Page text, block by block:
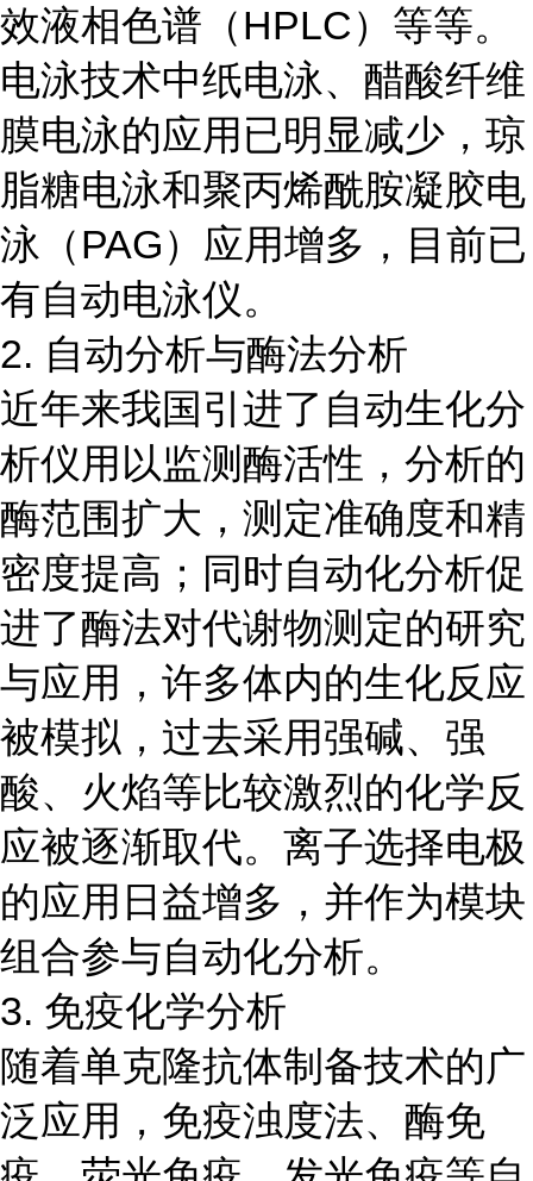
效液相色谱（HPLC）等等。
电泳技术中纸电泳、醋酸纤维
膜电泳的应用已明显减少，琼
脂糖电泳和聚丙烯酰胺凝胶电
泳（PAG）应用增多，目前已
有自动电泳仪。
2. 自动分析与酶法分析
近年来我国引进了自动生化分
析仪用以监测酶活性，分析的
酶范围扩大，测定准确度和精
密度提高；同时自动化分析促
进了酶法对代谢物测定的研究
与应用，许多体内的生化反应
被模拟，过去采用强碱、强
酸、火焰等比较激烈的化学反
应被逐渐取代。离子选择电极
的应用日益增多，并作为模块
组合参与自动化分析。
3. 免疫化学分析
随着单克隆抗体制备技术的广
泛应用，免疫浊度法、酶免